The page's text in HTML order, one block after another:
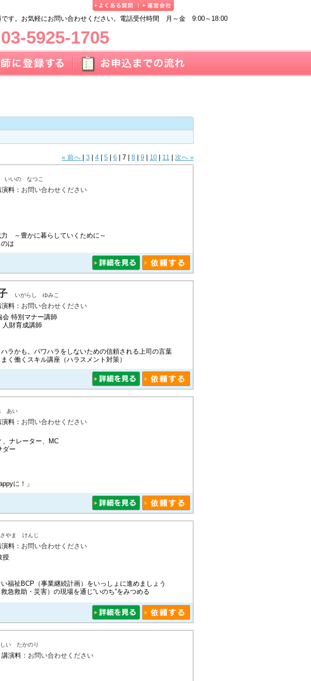
です。お気軽にお問い合わせください。電話受付時間 月～金 9:00～18:00
5925-1705
« 前へ 3 4 5 6 7 8 9 10 11 次へ »
いいの なつこ
料： お問い合わせください
力 ～豊かに暮らしていくために～
は
いがらし ゆみこ
料： お問い合わせください
会 特別マナー講師
人財育成講師
ラかも。パワハラをしないための信頼される上司の言葉
く働くスキル講座（ハラスメント対策）
あい
料： お問い合わせください
、ナレーター、MC
ダー
に！」
やま けんじ
料： お問い合わせください
授
福祉BCP（事業継続計画）をいっしょに進めましょう
急救助・災害）の現場を通じ“いのち”をみつめる
い たかのり
演料： お問い合わせください